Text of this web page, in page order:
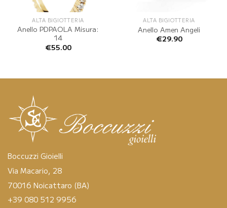
ALTA BIGIOTTERIA
Anello PDPAOLA Misura:
14
€55.00
ALTA BIGIOTTERIA
Anello Amen Angeli
€29.90
Boccuzzi Gioielli
Via Macario, 28
70016 Noicattaro (BA)
+39 080 512 9956